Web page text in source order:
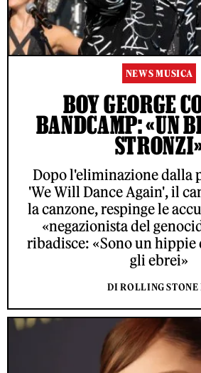
NEWS MUSICA
BOY GEORGE
BANDCAMP: «UN
Dopo l'eliminazione dalla
'We Will Dance Again', il
la canzone, respinge le
«negazionista del
ribadisce: «Sono un hippie
gli ebrei»
DI ROLLING STONE